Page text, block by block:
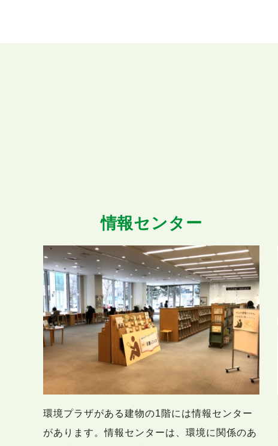
情報センター
環境プラザがある建物の1階には情報センター
があります。情報センターは、環境に関係のあ